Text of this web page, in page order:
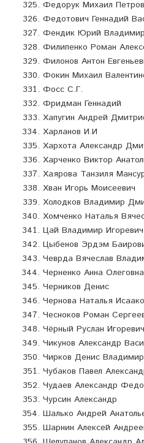
Федорук Михаил
Федотович Геннадий
Фендик Юрий
Филипенко Роман
Филонов Антон
Фокин Михаил
Фосс С.Г.
Фридман Геннадий
Хапугин Андрей
Харланов И.И
Хархота Александр
Харченко Виктор
Хаярова Танзиля
Хван Игорь Моисеевич
Холодков Владимир
Хомченко Наталья
Цай Владимир Игоревич
Цыбенов Эрдэм
Чеврда Вячеслав
Черненко Анна Олеговна
Черников Денис
Чернова Наталья
Чесноков Роман
Чёрный Руслан Игоревич
Чикунов Александр
Чирков Денис
Чубаков Павел
Чудаев Александр
Чурсин Александр
Шалько Андрей
Шарнин Алексей